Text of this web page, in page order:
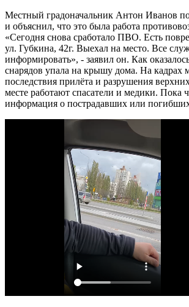
Местный градоначальник Антон Иванов
и объяснил, что это была работа
«Сегодня снова сработало ПВО. Есть
ул. Губкина, 42г. Выехал на место. Все
информировать», - заявил он. Как
снарядов упала на крышу дома. На кадрах
последствия прилёта и разрушения
месте работают спасатели и медики. Пока
информация о пострадавших или